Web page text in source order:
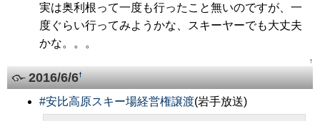
実は奥利根って一度も行ったこと無いのですが、一
度ぐらい行ってみようかな、スキーヤーでも大丈夫
かな。。。
↑
2016/6/6†
#安比高原スキー場経営権譲渡(岩手放送)